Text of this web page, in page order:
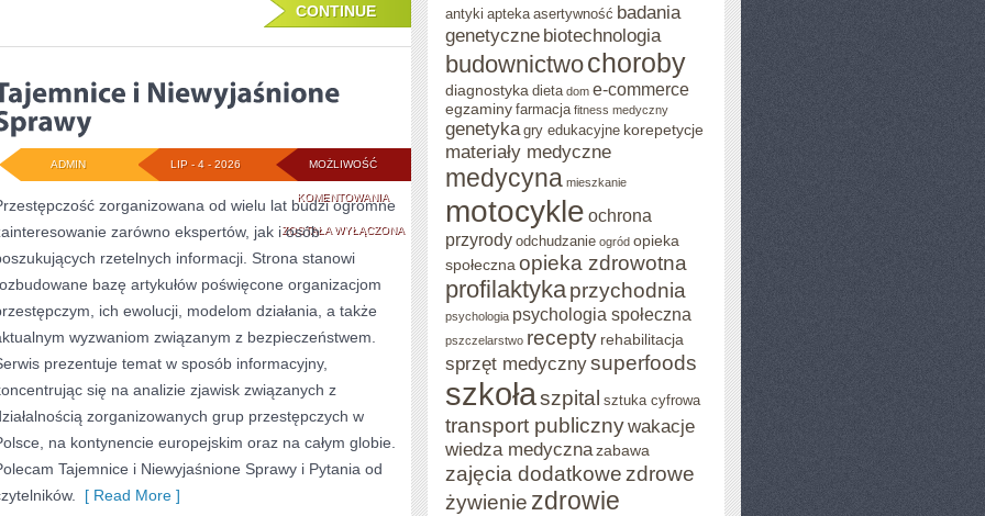
CONTINUE
MOŻLIWOŚĆ
KOMENTOWANIATAJEMNICE
I
NIEWYJAŚNIONE
SPRAWY
ZOSTAŁA WYŁĄCZONA
LIP - 4 - 2026
ADMIN
zorganizowana od wielu lat budzi ogromne
zarówno ekspertów, jak i osób
rzetelnych informacji. Strona stanowi
bazę artykułów poświęcone organizacjom
ich ewolucji, modelom działania, a także
wyzwaniom związanym z bezpieczeństwem.
prezentuje temat w sposób informacyjny,
się na analizie zjawisk związanych z
zorganizowanych grup przestępczych w
na kontynencie europejskim oraz na całym globie.
Tajemnice i Niewyjaśnione Sprawy i Pytania od
[ Read More ]
antyki apteka asertywność badania
genetyczne biotechnologia
budownictwochoroby
diagnostyka dieta dom e-commerce
egzaminy farmacja fitness medyczny
genetyka gry edukacyjne korepetycje
materiały medyczne
medycyna mieszkanie
motocykle ochrona
przyrody odchudzanie ogród opieka
społeczna opieka zdrowotna
profilaktykaprzychodnia
psychologia psychologia społeczna
pszczelarstwo recepty rehabilitacja
sprzęt medycznysuperfoods
szkołaszpital sztuka cyfrowa
transport publicznywakacje
wiedza medycznazabawa
zajęcia dodatkowe zdrowe
żywienie zdrowie